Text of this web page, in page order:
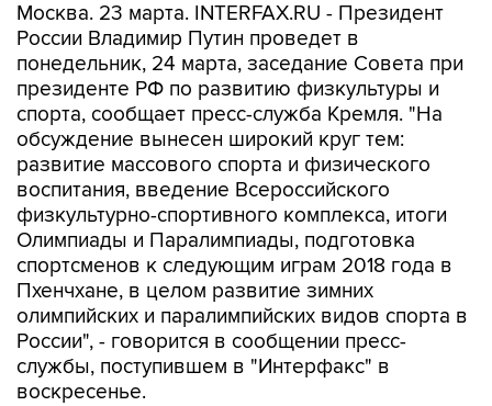
Москва. 23 марта. INTERFAX.RU - Президент
России Владимир Путин проведет в
понедельник, 24 марта, заседание Совета при
президенте РФ по развитию физкультуры и
спорта, сообщает пресс-служба Кремля. "На
обсуждение вынесен широкий круг тем:
развитие массового спорта и физического
воспитания, введение Всероссийского
физкультурно-спортивного комплекса, итоги
Олимпиады и Паралимпиады, подготовка
спортсменов к следующим играм 2018 года в
Пхенчхане, в целом развитие зимних
олимпийских и паралимпийских видов спорта в
России", - говорится в сообщении пресс-
службы, поступившем в "Интерфакс" в
воскресенье.